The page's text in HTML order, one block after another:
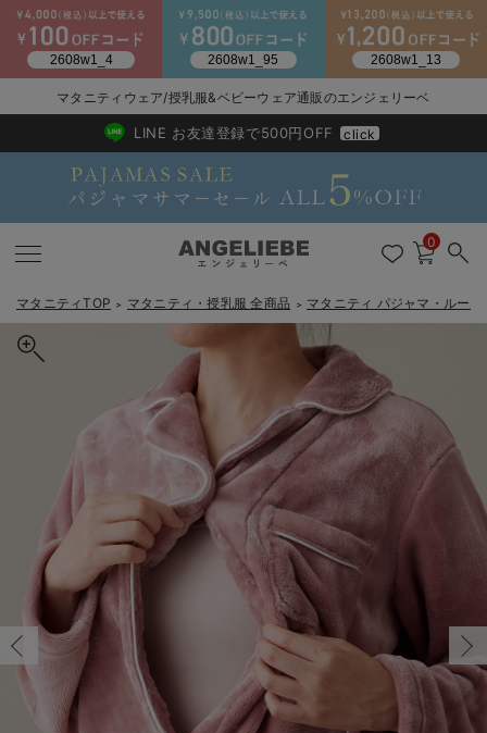
戻る
マタニティウェア全て
マタニティ パンツ
マタニティ スカート
マタニティ トップス
マタニティ アウター（コート）・ママコート
戻る
マタニティ 下着・インナー全て
授乳ブラ・マタニティブラ（マタニティインナー・産後用品）
マタニティ ショーツ
妊婦帯・腹帯・産前ガードル
マタニティ 授乳 キャミソール
産褥ショーツ
骨盤・マタニティベルト （妊娠中・産後）
産後 ガードル インナー
戻る
授乳トップス
戻る
マタニティ フォーマル全て
マタニティ オフィス 通勤服
マタニティ ドレス（結婚式・お呼ばれ）
マタニティ フォーマル パンツ・ボトムス
戻る
妊婦用 抱き枕・授乳クッション
授乳 ケープ
戻る
マタニティレッグウェア全て
マタニティストッキング・タイツ
マタニティレギンス
戻る
マタニティ ボディケア全て
戻る
【アウトレット】ワンピース
【アウトレット】トップス・授乳トップス
【アウトレット】ボトムス
【アウトレット】パジャマ
【アウトレット】インナー
【アウトレット】ベビー
戻る
見えてもカワイイ
コットン素材
冷房対策
接触冷感素材
Tシャツブラ
戻る
再入荷｜アウター
戻る
送料無料アイテム全て
ワンピース
トップス
パンツ
インナー
戻る
ブラキャミ おまとめ
MAX55%OFF ブラック
戻る
【37周年祭セール】
【37周年祭セール】
【37周年祭セール】
戻る
気温差別オススメア
【15℃】3月下旬～
【〜10℃】3月中旬
戻る
動きやすく着回しで
涼しくて可愛い「ワ
戻る
強撚スムース(コスパ
戻る
マタニティウェア
【おまとめ割】パジ
戻る
こだわりの履き心地
カジュアル
デニム
レギンス
戻る
ジャケット派
きれいめトップス派
きれいめスカート派
王道シンプル派
セットアップ派
戻る
出産準備応援割全て
マタニティパジャマ
マタニティインナー
ベビー
戻る
【オフィスカジュア
【オフィスカジュア
戻る
レギンスタイプ
パンツタイプ
戻る
【フォーマル】ワン
【フォーマル】ボト
【フォーマル】トッ
戻る
【ベビー】長袖
【ベビー】半袖
【ベビー】グッズ
戻る
ハンカチ
2WAYオール
コンビ肌着
戻る
快適ウェア10%OFF
戻る
春のマタニティワン
セットアップ・ レイ
Aライン ・フレアワ
Iライン ・タイトシル
ワーク・オフィス
カジュアル
フォーマル / オケー
戻る
Gift Selection 出産
〜3,000円（税込）
〜5,000円（税込）
〜10,000円（税込）
女の子におススメの
男の子におススメの
定番ギフト
戻る
冬の冷え対策インナ
薄くてあったか
綿混素材
腹巻・ひざ上パンツ
レギンス・タイツ
カップ付きインナー
あったか度◎
戻る
入院準備の持ち物チ
入院してすぐ使うグ
赤ちゃんへ使うもの
産後に使うグッズ
戻る
冬のあったか特集全て
【冬のあったか特集
【冬のあったか特集
【冬のあったか特集
マタニティウェア/授乳服&ベビーウェア通販のエンジェリーベ
2026/NewArrival
送料495円(一部地域を除く) 7,700円以上で送料無料
LINE お友達登録で500円OFF click
0
マタニティTOP ＞ マタニティ・授乳服 全商品 ＞ マタニティ パジャマ・ルーム